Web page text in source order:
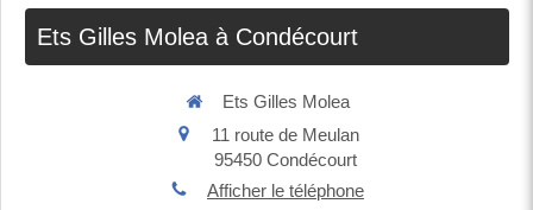
Ets Gilles Molea à Condécourt
Ets Gilles Molea
11 route de Meulan
95450 Condécourt
Afficher le téléphone